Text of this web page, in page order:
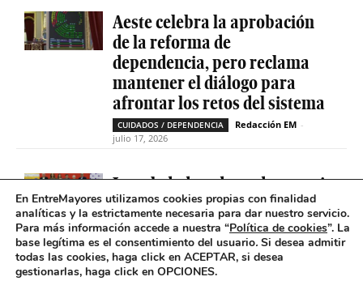
Aeste celebra la aprobación
de la reforma de
dependencia, pero reclama
mantener el diálogo para
afrontar los retos del sistema
CUIDADOS / DEPENDENCIA Redacción EM -
julio 17, 2026
La soledad no deseada es casi
cinco veces superior entre
personas que tienen
problemas de salud mental
SOLEDAD NO DESEADA Redacción EM
En EntreMayores utilizamos cookies propias con finalidad
analíticas y la estrictamente necesaria para dar nuestro servicio.
Para más información accede a nuestra “Política de cookies”. La
base legítima es el consentimiento del usuario. Si desea admitir
todas las cookies, haga click en ACEPTAR, si desea
gestionarlas, haga click en OPCIONES.